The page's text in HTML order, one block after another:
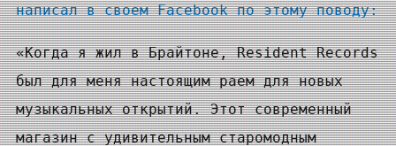
написал в своем Facebook по этому поводу:
«Когда я жил в Брайтоне, Resident Records
был для меня настоящим раем для новых
музыкальных открытий. Этот современный
магазин с удивительным старомодным